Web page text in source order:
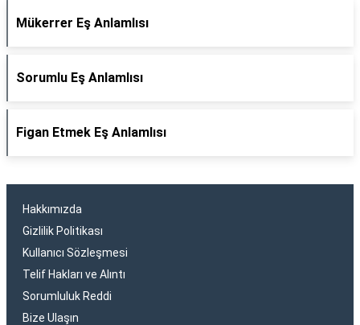
Mükerrer Eş Anlamlısı
Sorumlu Eş Anlamlısı
Figan Etmek Eş Anlamlısı
Hakkımızda
Gizlilik Politikası
Kullanıcı Sözleşmesi
Telif Hakları ve Alıntı
Sorumluluk Reddi
Bize Ulaşın